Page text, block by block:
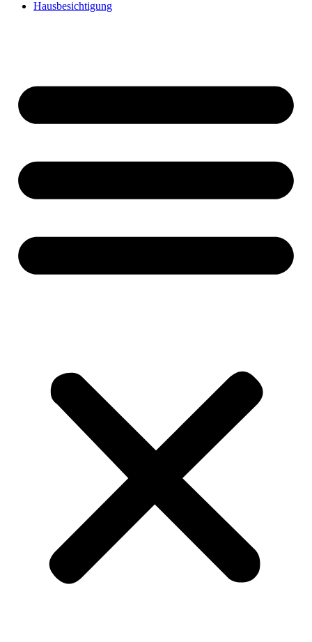
Hausbesichtigung